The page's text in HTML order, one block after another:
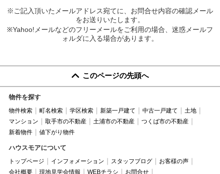
※ご記入頂いたメールアドレス宛てに、お問合せ内容の確認メール
をお送りいたします。
※Yahoo!メールなどのフリーメールをご利用の場合、迷惑メールフ
ォルダに入る場合があります。
このページの先頭へ
物件を探す
物件検索 町名検索 学区検索 新築一戸建て 中古一戸建て
土地
マンション
取手市の不動産 土浦市の不動産
つくば市の不動産
新着物件
値下がり物件
ハウスモアについて
トップページ インフォメーション スタッフブログ
お客様の声
会社概要
現地見学会情報 WEBチラシ
お問合せ